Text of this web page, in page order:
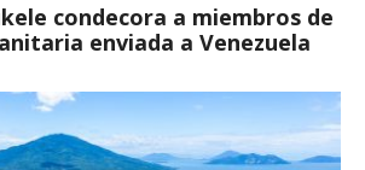
condecora a miembros de
enviada a Venezuela